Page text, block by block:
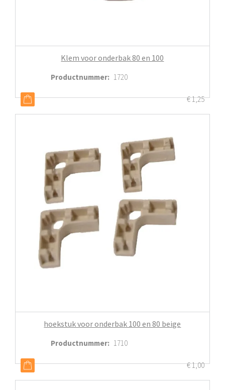
Klem voor onderbak 80 en 100
Productnummer: 1720
€1,25
hoekstuk voor onderbak 100 en 80 beige
Productnummer: 1710
€1,00